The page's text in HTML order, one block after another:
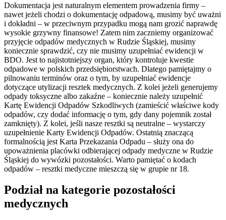
Dokumentacja jest naturalnym elementem prowadzenia firmy –
nawet jeżeli chodzi o dokumentację odpadową, musimy być uważni
i dokładni – w przeciwnym przypadku mogą nam grozić naprawdę
wysokie grzywny finansowe! Zatem nim zaczniemy organizować
przyjęcie odpadów medycznych w Rudzie Śląskiej, musimy
koniecznie sprawdzić, czy nie musimy uzupełniać ewidencji w
BDO. Jest to najistotniejszy organ, który kontroluje kwestie
odpadowe w polskich przedsiębiorstwach. Dlatego pamiętajmy o
pilnowaniu terminów oraz o tym, by uzupełniać ewidencje
dotyczące utylizacji resztek medycznych. Z kolei jeżeli generujemy
odpady toksyczne albo zakaźne – koniecznie należy uzupełnić
Kartę Ewidencji Odpadów Szkodliwych (zamieścić właściwe kody
odpadów, czy dodać informację o tym, gdy dany pojemnik został
zamknięty). Z kolei, jeśli nasze resztki są neutralne – wystarczy
uzupełnienie Karty Ewidencji Odpadów. Ostatnią znaczącą
formalnością jest Karta Przekazania Odpadu – służy ona do
upoważnienia placówki odbierającej odpady medyczne w Rudzie
Śląskiej do wywózki pozostałości. Warto pamiętać o kodach
odpadów – resztki medyczne mieszczą się w grupie nr 18.
Podział na kategorie pozostałości
medycznych